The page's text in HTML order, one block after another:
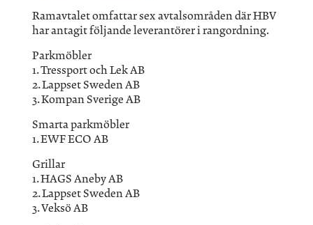
Ramavtalet omfattar sex avtalsområden där HBV
har antagit följande leverantörer i rangordning.
Parkmöbler
1. Tressport och Lek AB
2. Lappset Sweden AB
3. Kompan Sverige AB
Smarta parkmöbler
1. EWF ECO AB
Grillar
1. HAGS Aneby AB
2. Lappset Sweden AB
3. Veksö AB